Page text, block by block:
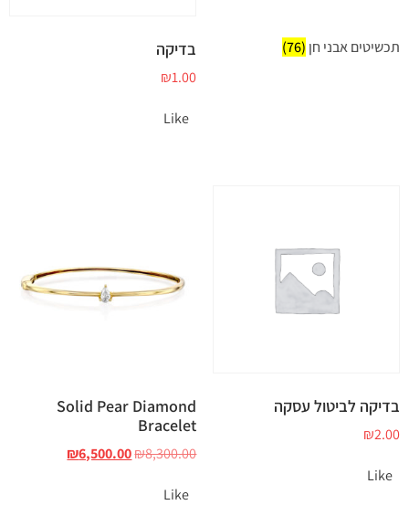
תכשיטים אבני חן (76) בדיקה
₪1.00
Like
בדיקה לביטול עסקה
₪2.00
Like
Solid Pear Diamond
Bracelet
₪8,300.00
₪6,500.00
Like